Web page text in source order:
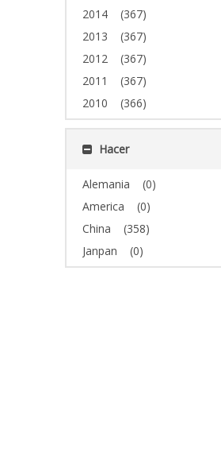
2014
(367)
2013
(367)
2012
(367)
2011
(367)
2010
(366)
Hacer
Alemania
(0)
America
(0)
China
(358)
Janpan
(0)